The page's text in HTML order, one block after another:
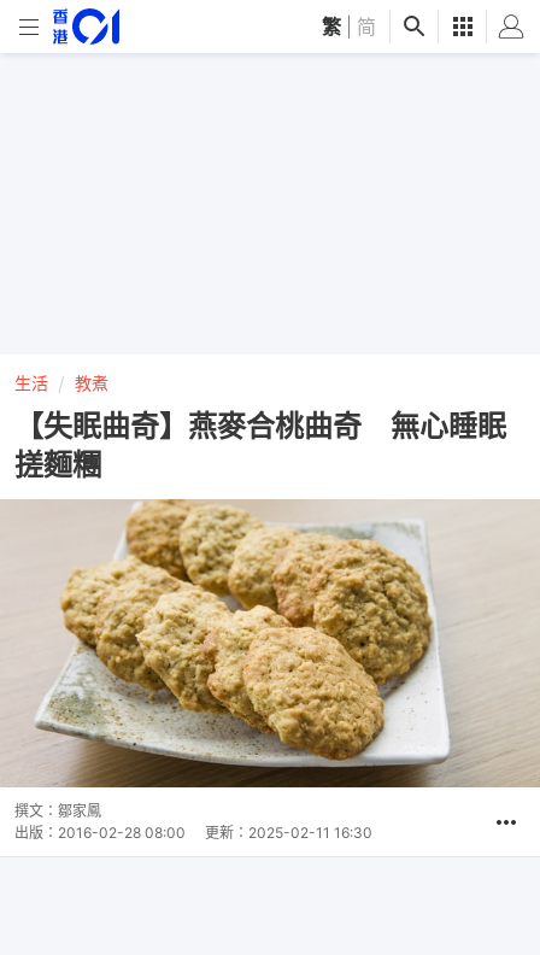
繁 简
生活 教煮
【失眠曲奇】燕麥合桃曲奇 無心睡眠
搓麵糰
撰文： 鄒家鳳
出版： 2016-02-28 08:00 更新： 2025-02-11 16:30